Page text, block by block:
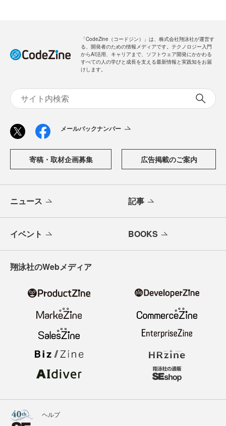
「CodeZine（コードジン）」は、株式会社翔泳社が運営す
る、開発者のための情報メディアです。テクノロジー入門
からAI活用、キャリアまで、ソフトウェア開発にかかわる
すべての人の学びと成長を支える最新情報と実践知をお届
けします。
メールバックナンバー
寄稿・取材企画募集 広告掲載のご案内
ニュース 記事
イベント BOOKS
翔泳社のWebメディア
ヘルプ